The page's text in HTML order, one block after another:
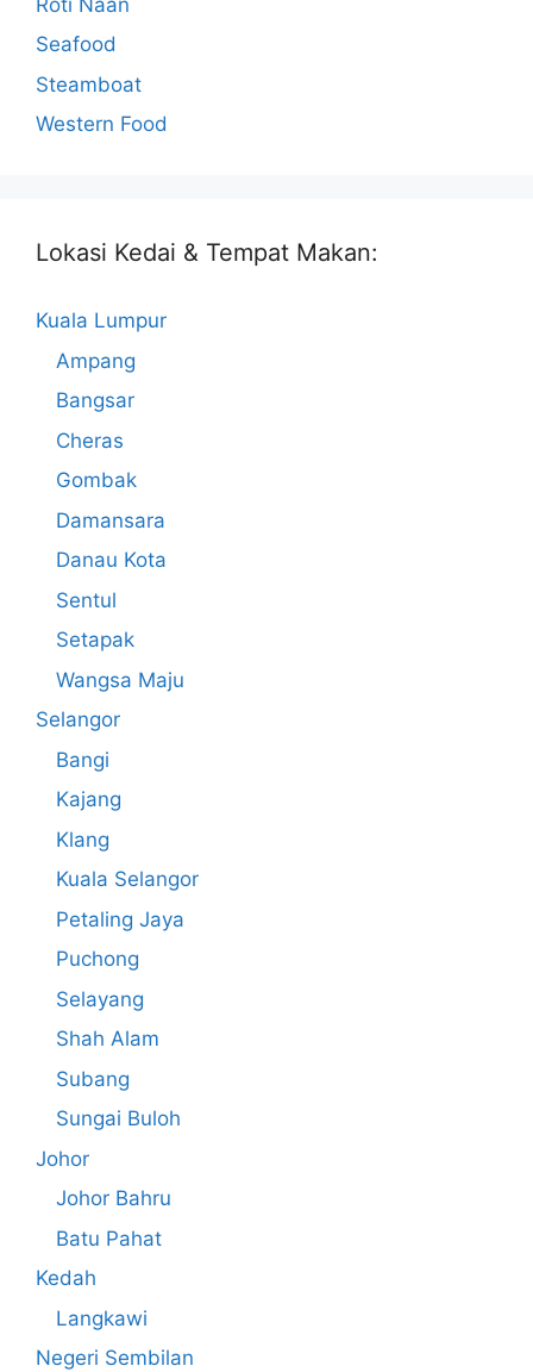
Seafood
Steamboat
Western Food
Lokasi Kedai & Tempat Makan:
Kuala Lumpur
Ampang
Bangsar
Cheras
Gombak
Damansara
Danau Kota
Sentul
Setapak
Wangsa Maju
Selangor
Bangi
Kajang
Klang
Kuala Selangor
Petaling Jaya
Puchong
Selayang
Shah Alam
Subang
Sungai Buloh
Johor
Johor Bahru
Batu Pahat
Kedah
Langkawi
Negeri Sembilan